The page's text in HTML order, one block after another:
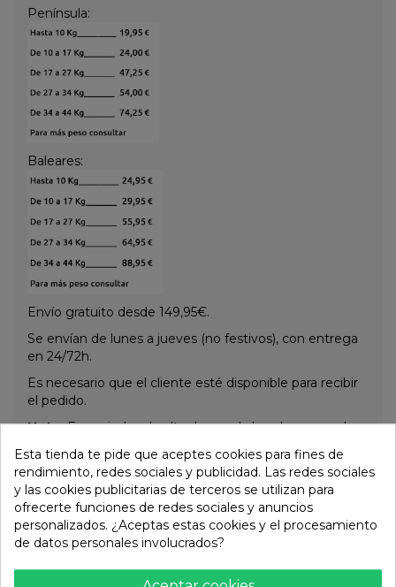
Península:
Baleares:
Envío gratuito desde 149,95€.
Se envían de lunes a jueves (no festivos), con entrega
en 24/72h.
Es necesario que el cliente esté disponible para recibir
el pedido.
Nota:En periodos de alta demanda los plazos pueden
Otros productos de la misma
categoría:
Esta tienda te pide que aceptes cookies para fines de
rendimiento, redes sociales y publicidad. Las redes sociales
y las cookies publicitarias de terceros se utilizan para
ofrecerte funciones de redes sociales y anuncios
personalizados. ¿Aceptas estas cookies y el procesamiento
de datos personales involucrados?